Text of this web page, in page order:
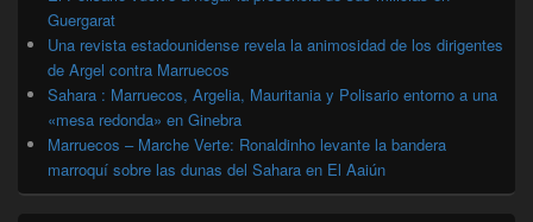
Guergarat
Una revista estadounidense revela la animosidad de los dirigentes
de Argel contra Marruecos
Sahara : Marruecos, Argelia, Mauritania y Polisario entorno a una
«mesa redonda» en Ginebra
Marruecos – Marche Verte: Ronaldinho levante la bandera
marroquí sobre las dunas del Sahara en El Aaiún